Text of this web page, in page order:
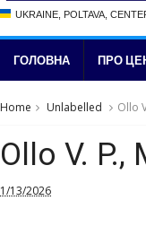
UKRAINE, POLTAVA,
ГОЛОВНА ПРО
Home Unlabelled Ollo
Ollo V. P.,
1/13/2026